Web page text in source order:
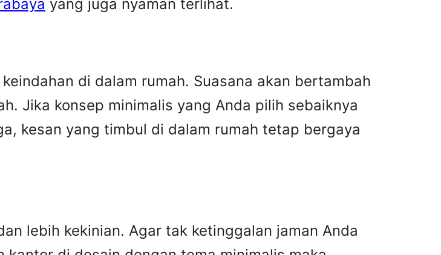
yang juga nyaman terlihat.
di dalam rumah. Suasana akan bertambah
Jika konsep minimalis yang Anda pilih sebaiknya
kesan yang timbul di dalam rumah tetap bergaya
lebih kekinian. Agar tak ketinggalan jaman Anda